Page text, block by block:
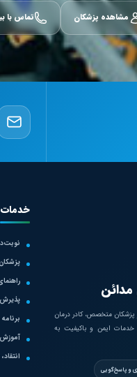
مشاهده پزشکان تماس با
پزشکان متخصص، کادر درمان
ایمن و باکیفیت به
و پاسخ‌گویی
خدمات
آموزش